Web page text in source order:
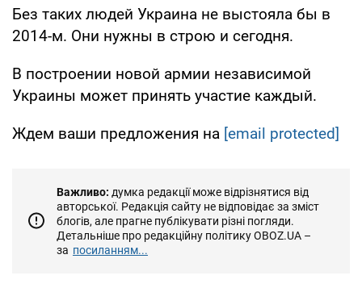
Без таких людей Украина не выстояла бы в
2014-м. Они нужны в строю и сегодня.
В построении новой армии независимой
Украины может принять участие каждый.
Ждем ваши предложения на [email protected]
Важливо: думка редакції може відрізнятися від
авторської. Редакція сайту не відповідає за зміст
блогів, але прагне публікувати різні погляди.
Детальніше про редакційну політику OBOZ.UA –
за посиланням...